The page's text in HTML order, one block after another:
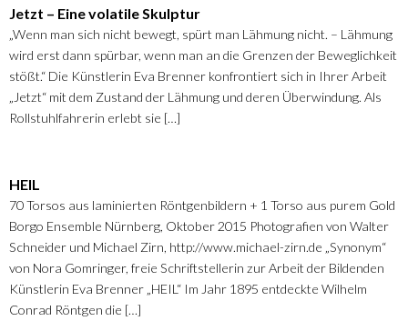
Jetzt – Eine volatile Skulptur
„Wenn man sich nicht bewegt, spürt man Lähmung nicht. – Lähmung
wird erst dann spürbar, wenn man an die Grenzen der Beweglichkeit
stößt.“ Die Künstlerin Eva Brenner konfrontiert sich in Ihrer Arbeit
„Jetzt“ mit dem Zustand der Lähmung und deren Überwindung. Als
Rollstuhlfahrerin erlebt sie […]
HEIL
70 Torsos aus laminierten Röntgenbildern + 1 Torso aus purem Gold
Borgo Ensemble Nürnberg, Oktober 2015 Photografien von Walter
Schneider und Michael Zirn, http://www.michael-zirn.de „Synonym“
von Nora Gomringer, freie Schriftstellerin zur Arbeit der Bildenden
Künstlerin Eva Brenner „HEIL“ Im Jahr 1895 entdeckte Wilhelm
Conrad Röntgen die […]